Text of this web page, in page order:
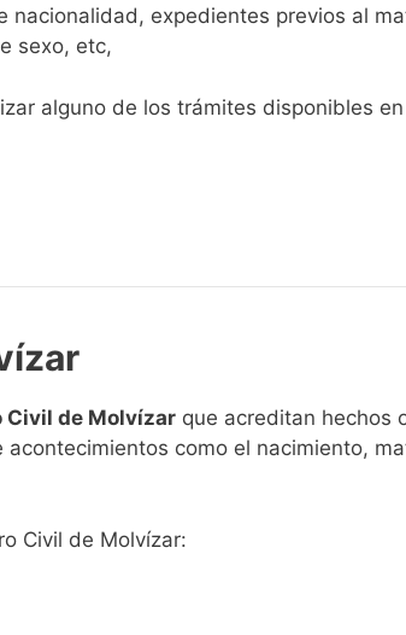
expedientes previos al
sexo, etc,
alguno de los trámites disponibles
Civil de Molvízar que acreditan hechos
como el nacimiento,
Civil de Molvízar: